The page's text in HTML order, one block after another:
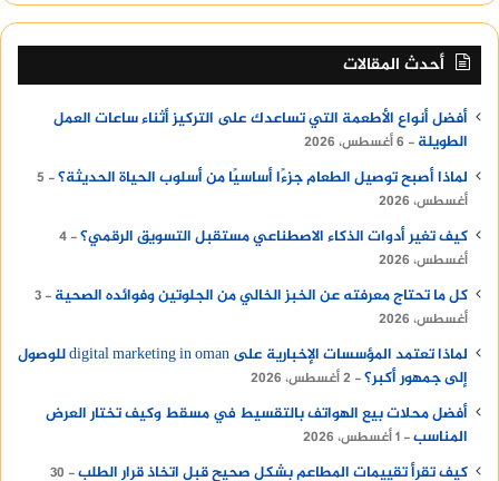
أحدث المقالات
أفضل أنواع الأطعمة التي تساعدك على التركيز أثناء ساعات العمل
الطويلة
6 أغسطس، 2026
لماذا أصبح توصيل الطعام جزءًا أساسيًا من أسلوب الحياة الحديثة؟
5
أغسطس، 2026
كيف تغير أدوات الذكاء الاصطناعي مستقبل التسويق الرقمي؟ 4
أغسطس، 2026
كل ما تحتاج معرفته عن الخبز الخالي من الجلوتين وفوائده الصحية
3
أغسطس، 2026
لماذا تعتمد المؤسسات الإخبارية على digital marketing in oman للوصول
إلى جمهور أكبر؟ 2 أغسطس، 2026
أفضل محلات بيع الهواتف بالتقسيط في مسقط وكيف تختار العرض
المناسب 1 أغسطس، 2026
كيف تقرأ تقييمات المطاعم بشكل صحيح قبل اتخاذ قرار الطلب 30